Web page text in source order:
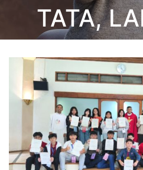
TATA,